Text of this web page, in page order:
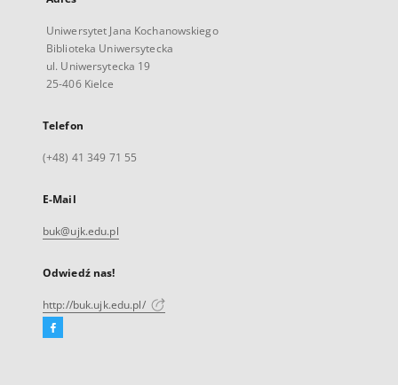
Uniwersytet Jana Kochanowskiego
Biblioteka Uniwersytecka
ul. Uniwersytecka 19
25-406 Kielce
Telefon
(+48) 41 349 71 55
E-Mail
buk@ujk.edu.pl
Odwiedź nas!
http://buk.ujk.edu.pl/
Facebook